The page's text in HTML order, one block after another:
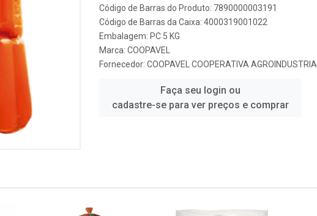
Código de Barras do Produto: 7890000003191
Código de Barras da Caixa: 4000319001022
Embalagem: PC 5 KG
Marca: COOPAVEL
Fornecedor: COOPAVEL COOPERATIVA AGROINDUSTRIAL
Faça seu login ou
cadastre-se para ver preços e comprar